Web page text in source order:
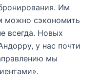
Им
можно сэкономить
всегда. Новых
у нас почти
мы